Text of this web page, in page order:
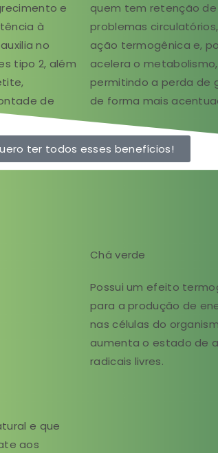
e
à
no
tipo 2, além
de
quem tem retenção
problemas
ação termogênica e,
acelera o metabolismo,
permitindo a perda de
de forma mais
ter todos esses benefícios!
Chá verde
Possui um efeito
para a produção de
nas células do
aumenta o estado de
radicais livres.
e que
aos